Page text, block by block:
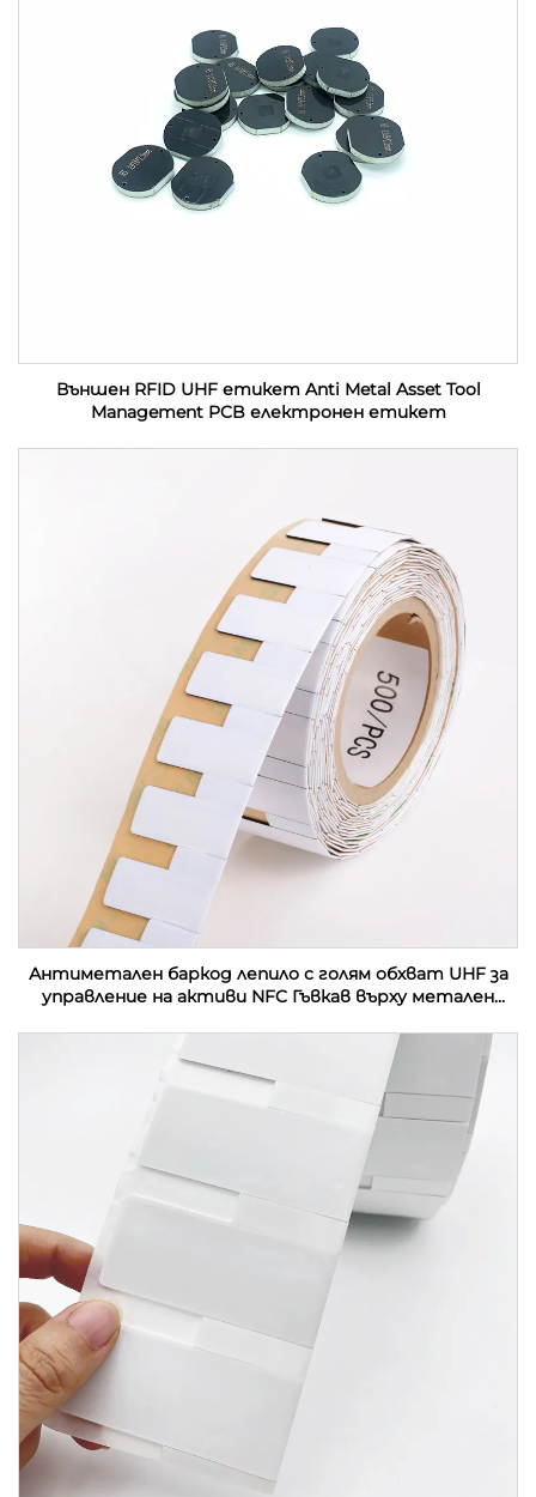
Външен RFID UHF етикет Anti Metal Asset Tool
Management PCB електронен етикет
Антиметален баркод лепило с голям обхват UHF за
управление на активи NFC Гъвкав върху метален